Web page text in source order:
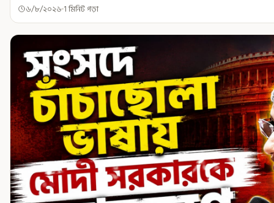
৬/৮/২০২৬ 1 মিনিট পড়া